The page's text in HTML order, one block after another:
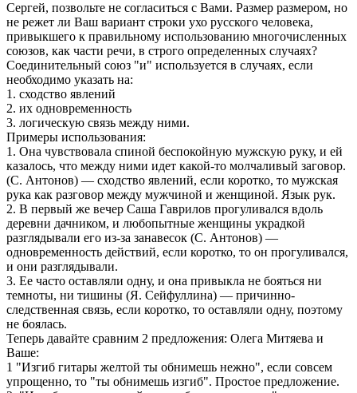
Сергей, позвольте не согласиться с Вами. Размер размером, но
не режет ли Ваш вариант строки ухо русского человека,
привыкшего к правильному использованию многочисленных
союзов, как части речи, в строго определенных случаях?
Соединительный союз "и" используется в случаях, если
необходимо указать на:
1. сходство явлений
2. их одновременность
3. логическую связь между ними.
Примеры использования:
1. Она чувствовала спиной беспокойную мужскую руку, и ей
казалось, что между ними идет какой-то молчаливый заговор.
(С. Антонов) — сходство явлений, если коротко, то мужская
рука как разговор между мужчиной и женщиной. Язык рук.
2. В первый же вечер Саша Гаврилов прогуливался вдоль
деревни дачником, и любопытные женщины украдкой
разглядывали его из-за занавесок (С. Антонов) —
одновременность действий, если коротко, то он прогуливался,
и они разглядывали.
3. Ее часто оставляли одну, и она привыкла не бояться ни
темноты, ни тишины (Я. Сейфуллина) — причинно-
следственная связь, если коротко, то оставляли одну, поэтому
не боялась.
Теперь давайте сравним 2 предложения: Олега Митяева и
Ваше:
1 "Изгиб гитары желтой ты обнимешь нежно", если совсем
упрощенно, то "ты обнимешь изгиб". Простое предложение.